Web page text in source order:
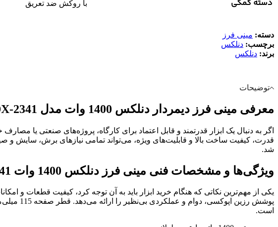
دسته کمکی با روکش ضد تعریق
دسته: مینی فرز
برچسب: دنلکس
برند: دنلکس
توضیحات
معرفی مینی فرز دیمردار دنلکس 1400 وات مدل DX-2341
اگر به دنبال یک ابزار قدرتمند و قابل اعتماد برای کارگاه، پروژه‌های صنعتی یا مصارف
قدرت، کیفیت ساخت بالا و قابلیت‌های ویژه، می‌تواند تمامی نیازهای برش، سایش و
شد.
ویژگی‌ها و مشخصات فنی مینی فرز دنلکس 1400 وات DX-2341
است.